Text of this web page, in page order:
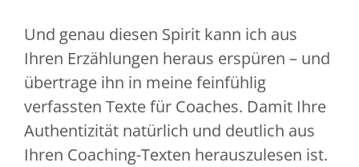
Und genau diesen Spirit kann ich aus
Ihren Erzählungen heraus erspüren – und
übertrage ihn in meine feinfühlig
verfassten Texte für Coaches. Damit Ihre
Authentizität natürlich und deutlich aus
Ihren Coaching-Texten herauszulesen ist.